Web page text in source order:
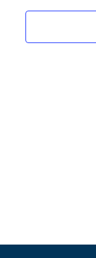
2024